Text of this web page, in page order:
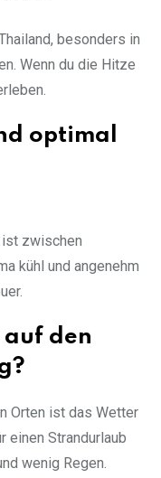
besonders in
Wenn du die Hitze
optimal
zwischen
kühl und angenehm
auf den
Orten ist das Wetter
einen Strandurlaub
wenig Regen.